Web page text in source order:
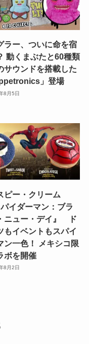
ラー、ついに命を宿
動くまぶたと60種類
サウンドを搭載した
」登場
8月5日
ピー・クリーム
イダーマン：ブラ
ニュー・デイ』 ド
もイベントもスパイ
ン一色！ メキシコ限
ボを開催
8月2日